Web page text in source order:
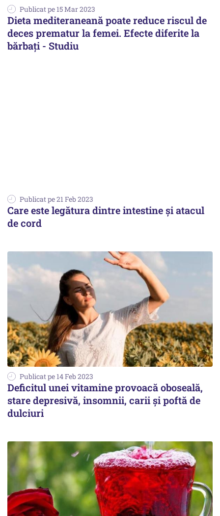
Publicat pe 15 Mar 2023
Dieta mediteraneană poate reduce riscul de
deces prematur la femei. Efecte diferite la
bărbați - Studiu
Publicat pe 21 Feb 2023
Care este legătura dintre intestine și atacul
de cord
Publicat pe 14 Feb 2023
Deficitul unei vitamine provoacă oboseală,
stare depresivă, insomnii, carii și poftă de
dulciuri